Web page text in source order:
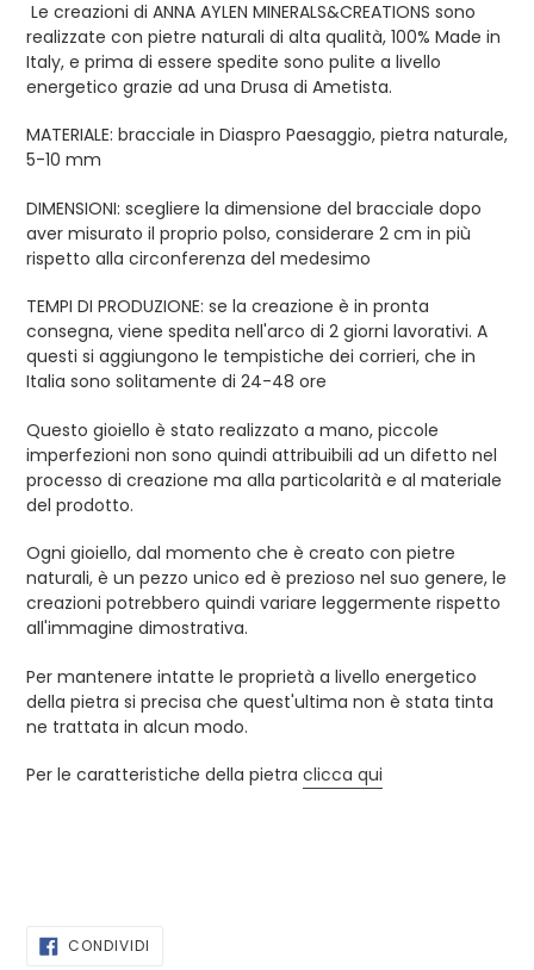
prodotto
nel
carrello
Le creazioni di ANNA AYLEN MINERALS&CREATIONS sono
realizzate con pietre naturali di alta qualità, 100% Made in
Italy, e prima di essere spedite sono pulite a livello
energetico grazie ad una Drusa di Ametista.
MATERIALE: bracciale in Diaspro Paesaggio, pietra naturale,
5-10 mm
DIMENSIONI: scegliere la dimensione del bracciale dopo
aver misurato il proprio polso, considerare 2 cm in più
rispetto alla circonferenza del medesimo
TEMPI DI PRODUZIONE: se la creazione è in pronta
consegna, viene spedita nell'arco di 2 giorni lavorativi. A
questi si aggiungono le tempistiche dei corrieri, che in
Italia sono solitamente di 24-48 ore
Questo gioiello è stato realizzato a mano, piccole
imperfezioni non sono quindi attribuibili ad un difetto nel
processo di creazione ma alla particolarità e al materiale
del prodotto.
Ogni gioiello, dal momento che è creato con pietre
naturali, è un pezzo unico ed è prezioso nel suo genere, le
creazioni potrebbero quindi variare leggermente rispetto
all'immagine dimostrativa.
Per mantenere intatte le proprietà a livello energetico
della pietra si precisa che quest'ultima non è stata tinta
ne trattata in alcun modo.
Per le caratteristiche della pietra clicca qui
CONDIVIDI